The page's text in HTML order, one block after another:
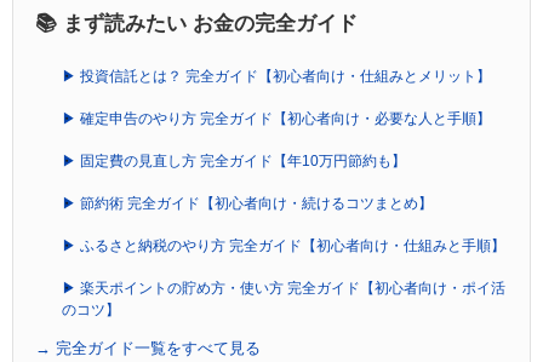
📚 まず読みたい お金の完全ガイド
▶ 投資信託とは？ 完全ガイド【初心者向け・仕組みとメリット】
▶ 確定申告のやり方 完全ガイド【初心者向け・必要な人と手順】
▶ 固定費の見直し方 完全ガイド【年10万円節約も】
▶ 節約術 完全ガイド【初心者向け・続けるコツまとめ】
▶ ふるさと納税のやり方 完全ガイド【初心者向け・仕組みと手順】
▶ 楽天ポイントの貯め方・使い方 完全ガイド【初心者向け・ポイ活
のコツ】
→ 完全ガイド一覧をすべて見る